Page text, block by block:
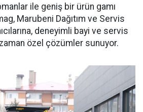
ile geniş bir ürün gamı
Marubeni Dağıtım ve Servis
deneyimli bayi ve servis
özel çözümler sunuyor.